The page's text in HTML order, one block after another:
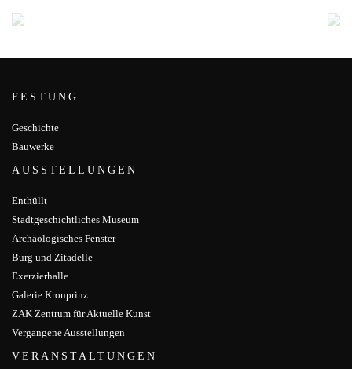
FESTUNG
Geschichte
Bauwerke
AUSSTELLUNGEN
Enthüllt
Stadtgeschichtliches Museum
Archäologisches Fenster
Burg und Zitadelle
Exerzierhalle
Galerie Kronprinz
ZAK Zentrum für Aktuelle Kunst
Vergangene Ausstellungen
VERANSTALTUNGEN